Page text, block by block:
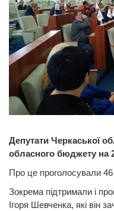
Депутати Черкаської
обласного бюджету на
Про це проголосували 46
Зокрема підтримали і
Ігоря Шевченка, які він